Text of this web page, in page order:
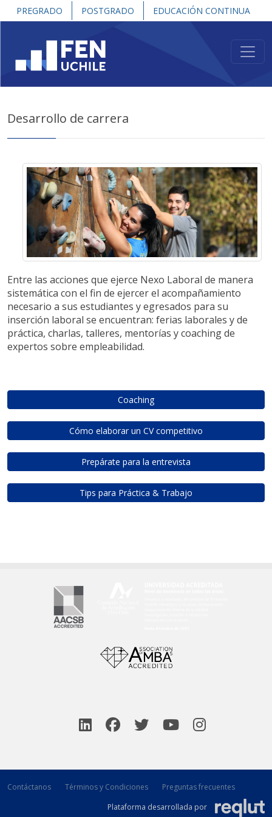
PREGRADO POSTGRADO EDUCACIÓN CONTINUA
Desarrollo de carrera
Entre las acciones que ejerce Nexo Laboral de manera
sistemática con el fin de ejercer el acompañamiento
necesario a sus estudiantes y egresados para su
inserción laboral se encuentran: ferias laborales y de
práctica, charlas, talleres, mentorías y coaching de
expertos sobre empleabilidad.
Coaching
Cómo elaborar un CV competitivo
Prepárate para la entrevista
Tips para Práctica & Trabajo
Contáctanos Términos y Condiciones
Preguntas frecuentes
Plataforma desarrollada por